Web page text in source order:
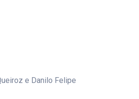
e Danilo Felipe